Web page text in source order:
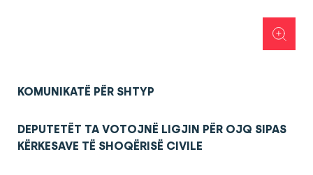
KOMUNIKATË PËR SHTYP
DEPUTETËT TA VOTOJNË LIGJIN PËR OJQ SIPAS
KËRKESAVE TË SHOQËRISË CIVILE